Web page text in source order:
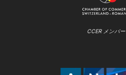
CCER メンバー